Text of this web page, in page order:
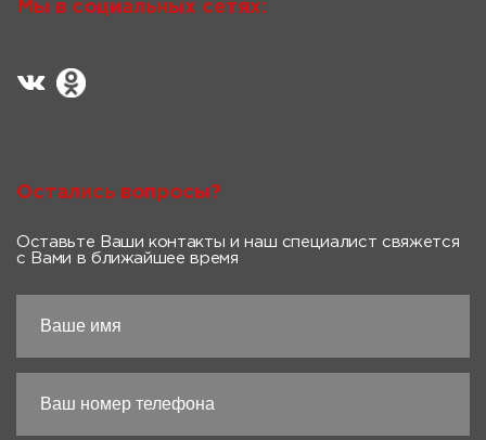
Мы в социальных сетях:
Остались вопросы?
Оставьте Ваши контакты и наш специалист свяжется
с Вами в ближайшее время